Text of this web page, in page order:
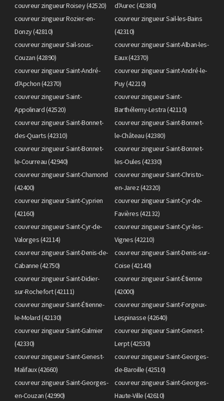
couvreur zingueur Roisey (42520)
d'Aurec (42380)
couvreur zingueur Rozier-en-
Donzy (42810)
couvreur zingueur Sail-les-Bains
(42310)
couvreur zingueur Sail-sous-
Couzan (42890)
couvreur zingueur Saint-Alban-les-
Eaux (42370)
couvreur zingueur Saint-André-
d'Apchon (42370)
couvreur zingueur Saint-André-le-
Puy (42210)
couvreur zingueur Saint-
Appolinard (42520)
couvreur zingueur Saint-
Barthélemy-Lestra (42110)
couvreur zingueur Saint-Bonnet-
des-Quarts (42310)
couvreur zingueur Saint-Bonnet-
le-Château (42380)
couvreur zingueur Saint-Bonnet-
le-Courreau (42940)
couvreur zingueur Saint-Bonnet-
les-Oules (42330)
couvreur zingueur Saint-Chamond
(42400)
couvreur zingueur Saint-Christo-
en-Jarez (42320)
couvreur zingueur Saint-Cyprien
(42160)
couvreur zingueur Saint-Cyr-de-
Favières (42132)
couvreur zingueur Saint-Cyr-de-
Valorges (42114)
couvreur zingueur Saint-Cyr-les-
Vignes (42210)
couvreur zingueur Saint-Denis-de-
Cabanne (42750)
couvreur zingueur Saint-Denis-sur-
Coise (42140)
couvreur zingueur Saint-Didier-
sur-Rochefort (42111)
couvreur zingueur Saint-Étienne
(42000)
couvreur zingueur Saint-Étienne-
le-Molard (42130)
couvreur zingueur Saint-Forgeux-
Lespinasse (42640)
couvreur zingueur Saint-Galmier
(42330)
couvreur zingueur Saint-Genest-
Lerpt (42530)
couvreur zingueur Saint-Genest-
Malifaux (42660)
couvreur zingueur Saint-Georges-
de-Baroille (42510)
couvreur zingueur Saint-Georges-
en-Couzan (42990)
couvreur zingueur Saint-Georges-
Haute-Ville (42610)